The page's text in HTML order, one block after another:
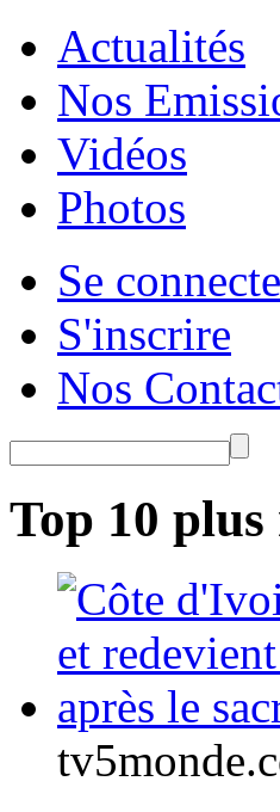
Actualités
Nos
Vidéos
Photos
Se
S'inscrire
Nos
Top 10